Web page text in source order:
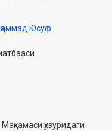
Юсуф
ҳузуридаги